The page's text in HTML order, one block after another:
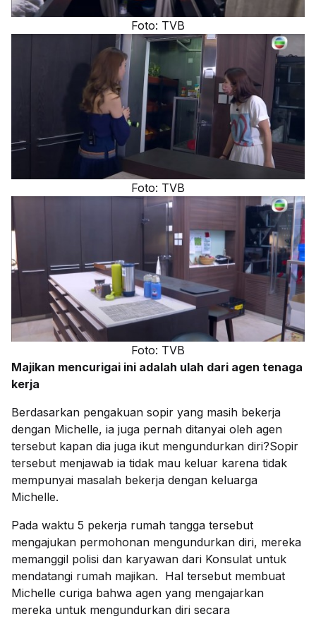
Foto: TVB
Foto: TVB
Foto: TVB
Majikan mencurigai ini adalah ulah dari agen tenaga
kerja
Berdasarkan pengakuan sopir yang masih bekerja
dengan Michelle, ia juga pernah ditanyai oleh agen
tersebut kapan dia juga ikut mengundurkan diri?Sopir
tersebut menjawab ia tidak mau keluar karena tidak
mempunyai masalah bekerja dengan keluarga
Michelle.
Pada waktu 5 pekerja rumah tangga tersebut
mengajukan permohonan mengundurkan diri, mereka
memanggil polisi dan karyawan dari Konsulat untuk
mendatangi rumah majikan. Hal tersebut membuat
Michelle curiga bahwa agen yang mengajarkan
mereka untuk mengundurkan diri secara